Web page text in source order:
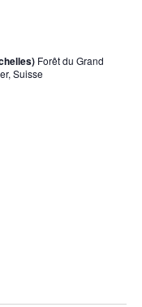
Forêt du Grand
Suisse